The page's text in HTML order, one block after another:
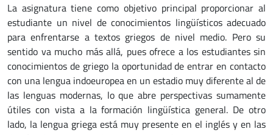
La asignatura tiene como objetivo principal proporcionar al
estudiante un nivel de cono­ci­mientos lingüísticos adecuado
para enfrentarse a textos griegos de nivel medio. Pero su
sentido va mucho más allá, pues ofrece a los estudiantes sin
conocimientos de griego la opor­tu­nidad de entrar en contacto
con una lengua indoeuropea en un estadio muy diferente al de
las lenguas modernas, lo que abre perspectivas sumamente
útiles con vista a la formación lin­güís­tica general. De otro
lado, la lengua griega está muy presente en el inglés y en las